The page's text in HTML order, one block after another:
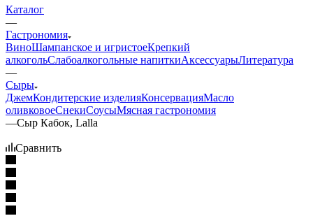
Каталог
—
Гастрономия
ВиноШампанское и игристоеКрепкий
алкогольСлабоалкогольные напиткиАксессуарыЛитература
—
Сыры
ДжемКондитерские изделияКонсервацияМасло
оливковоеСнекиСоусыМясная гастрономия
—Сыр Кабок, Lalla
Сравнить